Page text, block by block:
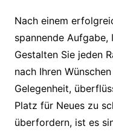
Nach einem
spannende Aufgabe,
Gestalten Sie jeden
nach Ihren
Gelegenheit,
Platz für Neues zu
überfordern, ist es